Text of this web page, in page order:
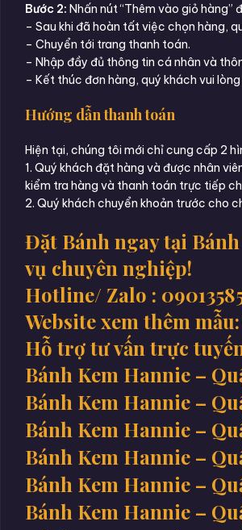
Bước 2: Nhấn nút “Thêm vào giỏ hàng”
– Sau khi đã hoàn tất việc chọn hàng,
– Chuyển tới trang thanh toán.
– Nhập đầy đủ thông tin cá nhân và
– Kết thúc đơn hàng, quý khách vui
Hướng dẫn thanh toán
Hiện tại, chúng tôi mới chỉ cung cấp 2
1. Quý khách đặt hàng và được nhân
kiểm tra hàng và thanh toán trực tiếp
2. Quý khách chuyển khoản trước cho
Đặt Bánh ngay tại
vụ chuyên nghiệp!
Hotline/ Zalo :
Website xem thêm
Hỗ trợ tư vấn trực
Bánh Kem Hannie –
Bánh Kem Hannie –
Bánh Kem Hannie –
Bánh Kem Hannie –
Bánh Kem Hannie –
Bánh Kem Hannie –